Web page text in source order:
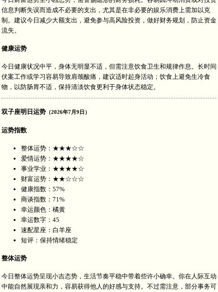
信息判断失误而造成不必要的支出，尤其是在非必要的娱乐消费上需加以克
制。建议今日减少大额支出，避免参与高风险投资，做好财务规划，防止资金
流失。
健康运势
今日健康状况中平，身体无明显不适，但需注意饮食卫生和规律作息。长时间
伏案工作或学习容易导致肩颈酸痛，建议适时起身活动；饮食上避免生冷食
物，以防肠胃不适，保持清淡饮食更利于身体状态稳定。
双子座明日运势 （2026年7月9日）
运势指数
整体运势：★★★☆☆
爱情运势：★★★★☆
事业学业：★★★★☆
财富运势：★★☆☆☆
健康指数：57%
商谈指数：71%
幸运颜色：橘黄
幸运数字：45
速配星座：白羊座
短评：保持情绪稳定
整体运势
今日整体运势呈现小吉态势，生活节奏平稳中带着些许小确幸。你在人际互动
中能自然展现亲和力，容易获得他人的好感与支持。不过需注意，部分事务可